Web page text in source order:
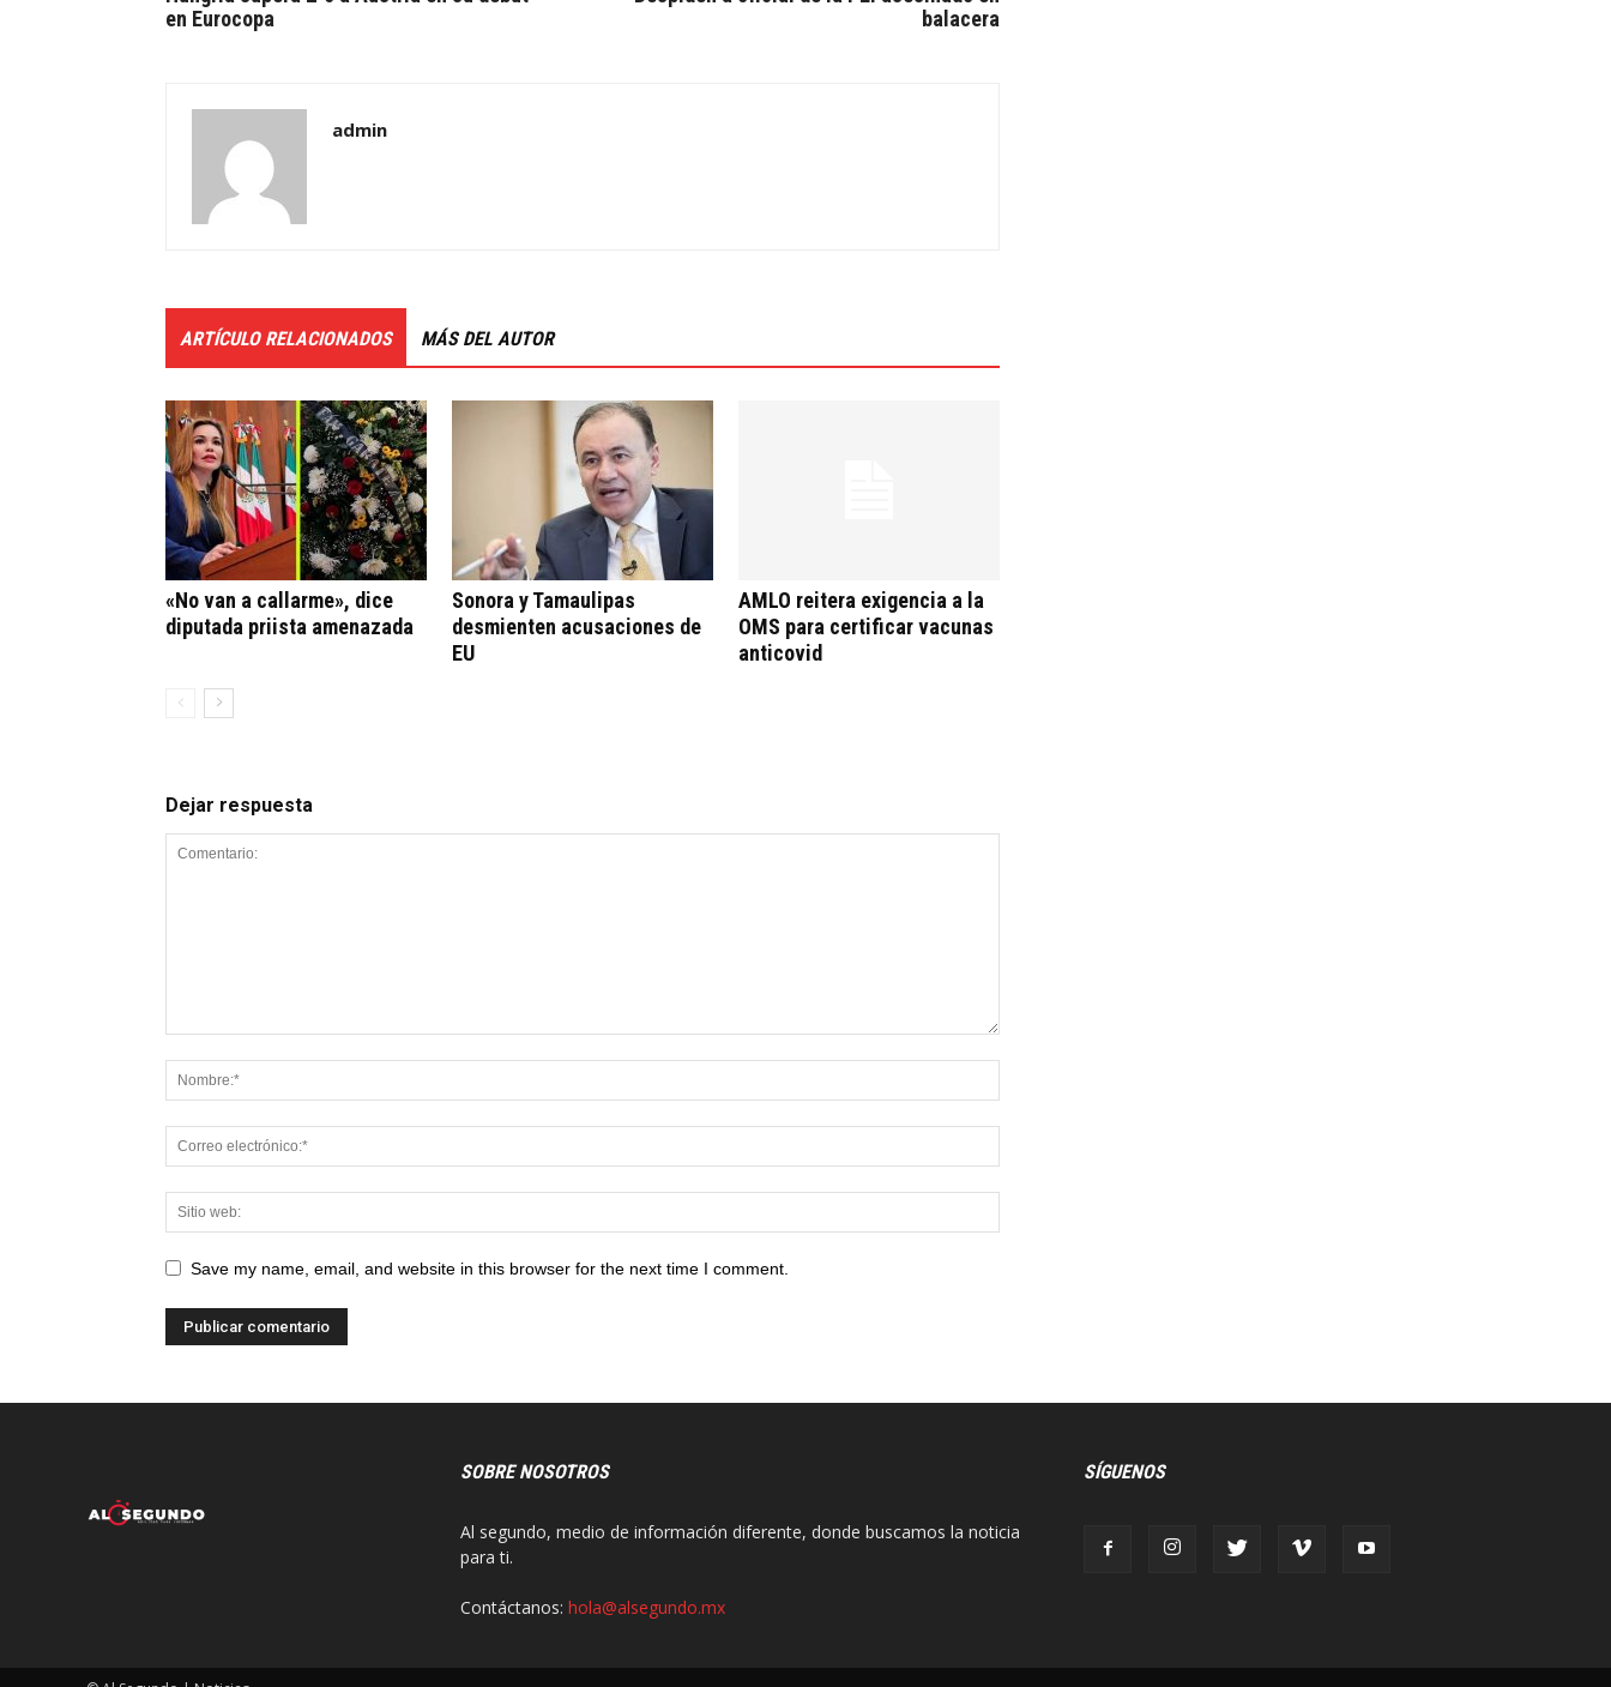
en Eurocopa
balacera
admin
ARTÍCULO RELACIONADOS MÁS DEL AUTOR
«No van a callarme», dice
diputada priista amenazada
Sonora y Tamaulipas
desmienten acusaciones de
EU
AMLO reitera exigencia a la
OMS para certificar vacunas
anticovid
Dejar respuesta
Save my name, email, and website in this browser for the next time I comment.
SOBRE NOSOTROS
Al segundo, medio de información diferente, donde buscamos la noticia
para ti.
Contáctanos: hola@alsegundo.mx
SÍGUENOS